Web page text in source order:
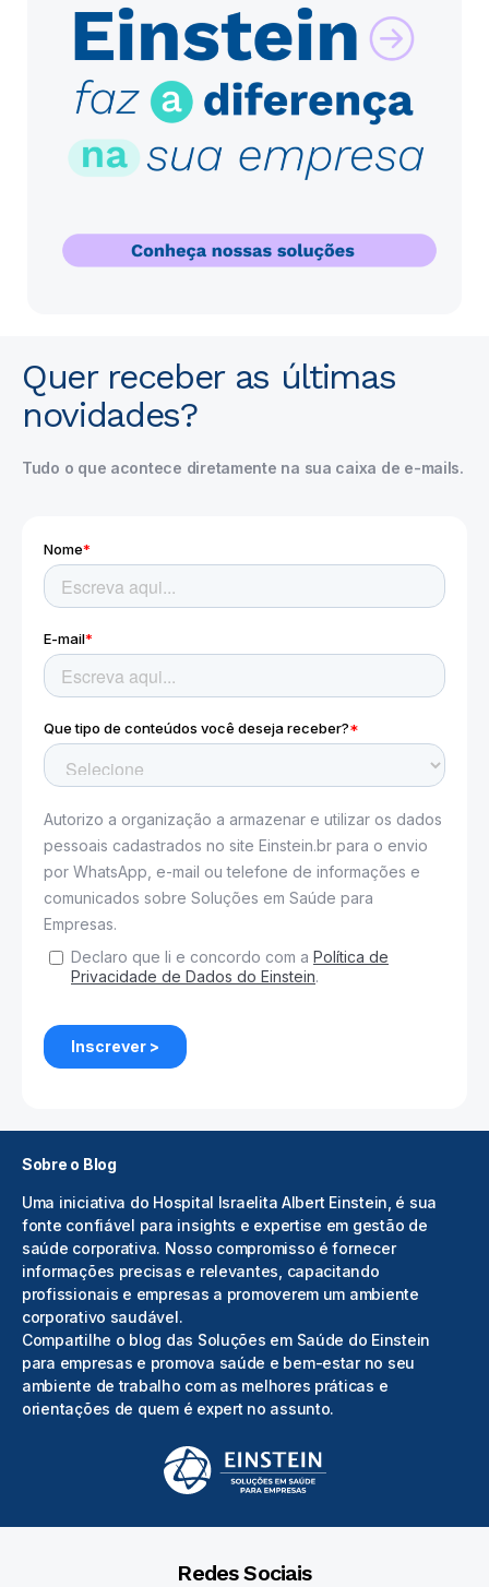
Quer receber as últimas
novidades?
Tudo o que acontece diretamente na sua caixa de e-mails.
Sobre o Blog
Uma iniciativa do Hospital Israelita Albert Einstein, é sua
fonte confiável para insights e expertise em gestão de
saúde corporativa. Nosso compromisso é fornecer
informações precisas e relevantes, capacitando
profissionais e empresas a promoverem um ambiente
corporativo saudável.
Compartilhe o blog das Soluções em Saúde do Einstein
para empresas e promova saúde e bem-estar no seu
ambiente de trabalho com as melhores práticas e
orientações de quem é expert no assunto.
Redes Sociais